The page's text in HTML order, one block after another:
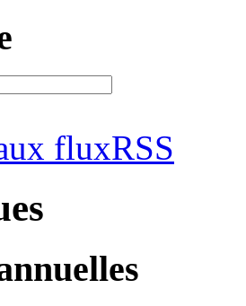
fluxRSS